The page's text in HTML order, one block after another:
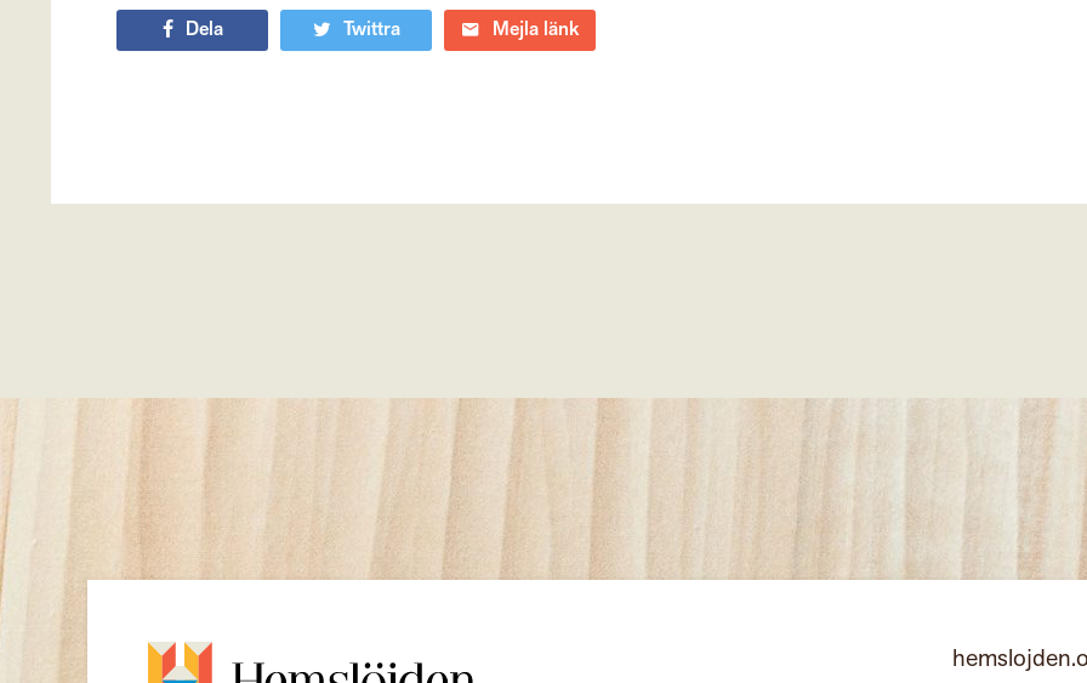
Dela Twittra Mejla länk